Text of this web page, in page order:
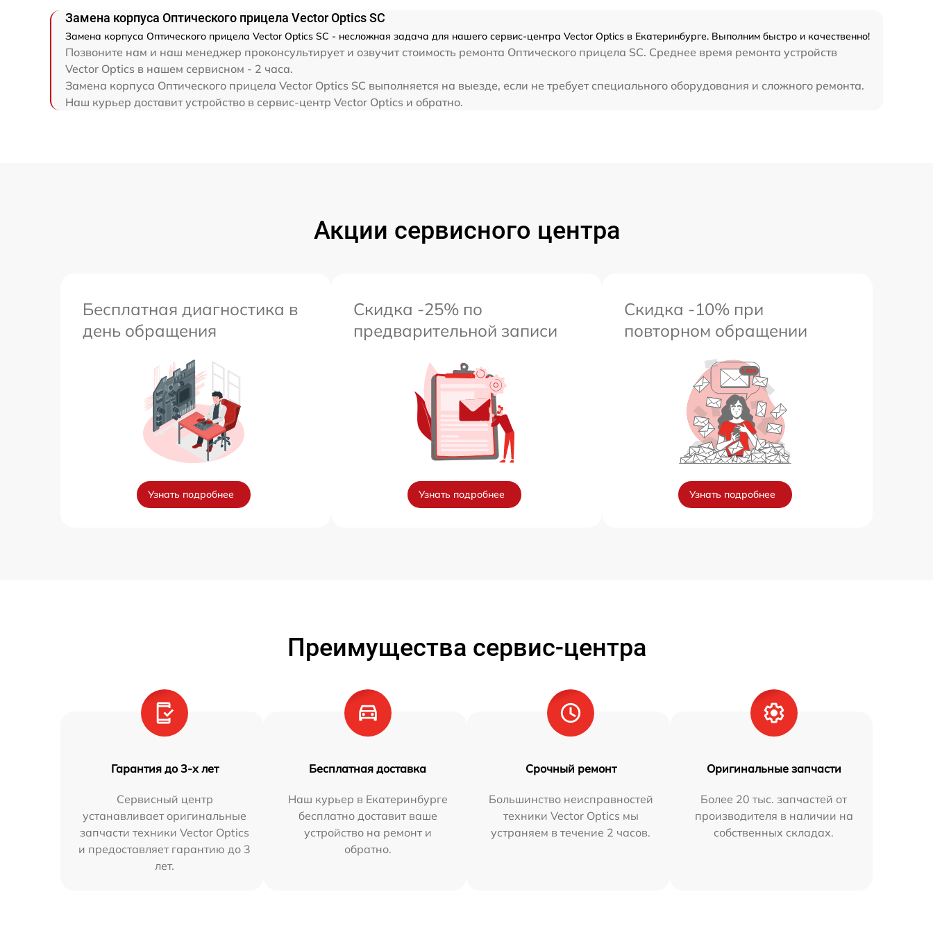
Замена корпуса Оптического прицела Vector Optics SC
Замена корпуса Оптического прицела Vector Optics SC - несложная задача для нашего сервис-центра Vector Optics в Екатеринбурге. Выполним быстро и качественно!
Позвоните нам и наш менеджер проконсультирует и озвучит стоимость ремонта Оптического прицела SC. Среднее время ремонта устройств
Vector Optics в нашем сервисном - 2 часа.
Замена корпуса Оптического прицела Vector Optics SC выполняется на выезде, если не требует специального оборудования и сложного ремонта.
Наш курьер доставит устройство в сервис-центр Vector Optics и обратно.
Акции сервисного центра
Бесплатная диагностика в
день обращения
Узнать подробнее
Скидка -25% по
предварительной записи
Узнать подробнее
Скидка -10% при
повторном обращении
Узнать подробнее
Преимущества сервис-центра
Гарантия до 3-х лет
Сервисный центр
устанавливает оригинальные
запчасти техники Vector Optics
и предоставляет гарантию до 3
лет.
Бесплатная доставка
Наш курьер в Екатеринбурге
бесплатно доставит ваше
устройство на ремонт и
обратно.
Срочный ремонт
Большинство неисправностей
техники Vector Optics мы
устраняем в течение 2 часов.
Оригинальные запчасти
Более 20 тыс. запчастей от
производителя в наличии на
собственных складах.